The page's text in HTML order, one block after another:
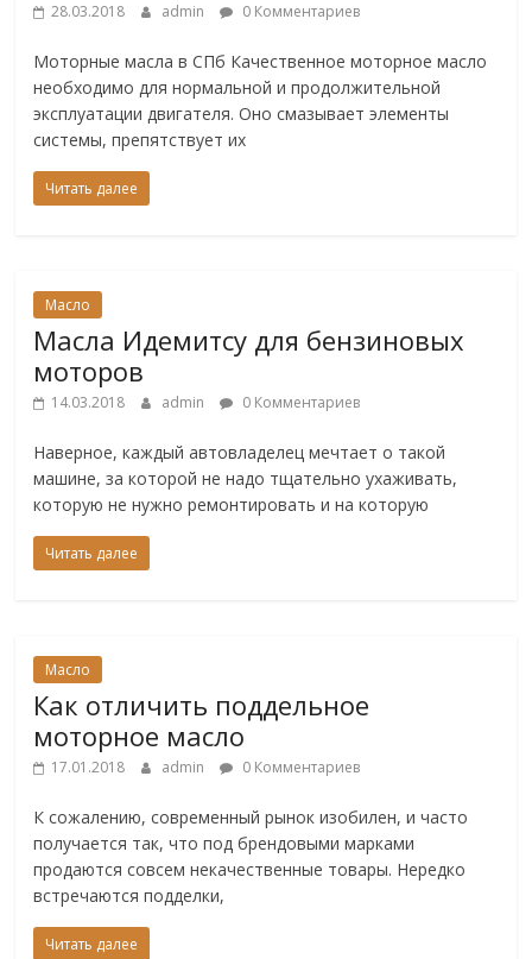
28.03.2018 admin 0 Комментариев
Моторные масла в СПб Качественное моторное масло
необходимо для нормальной и продолжительной
эксплуатации двигателя. Оно смазывает элементы
системы, препятствует их
Читать далее
Масло
Масла Идемитсу для бензиновых
моторов
14.03.2018 admin 0 Комментариев
Наверное, каждый автовладелец мечтает о такой
машине, за которой не надо тщательно ухаживать,
которую не нужно ремонтировать и на которую
Читать далее
Масло
Как отличить поддельное
моторное масло
17.01.2018 admin 0 Комментариев
К сожалению, современный рынок изобилен, и часто
получается так, что под брендовыми марками
продаются совсем некачественные товары. Нередко
встречаются подделки,
Читать далее